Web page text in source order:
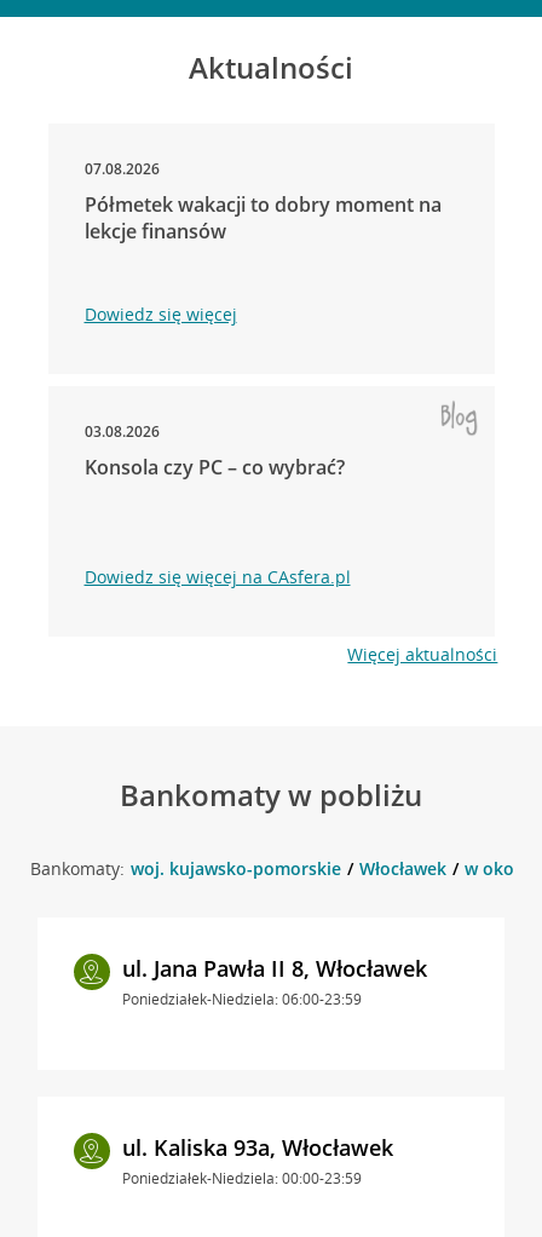
Aktualności
07.08.2026
Półmetek wakacji to dobry moment na
lekcje finansów
Dowiedz się więcej
03.08.2026
Konsola czy PC – co wybrać?
Dowiedz się więcej na CAsfera.pl
Więcej aktualności
Bankomaty w pobliżu
Bankomaty: woj. kujawsko-pomorskie Włocławek w okolicy
ul. Jana Pawła II 8, Włocławek
Poniedziałek-Niedziela: 06:00-23:59
ul. Kaliska 93a, Włocławek
Poniedziałek-Niedziela: 00:00-23:59